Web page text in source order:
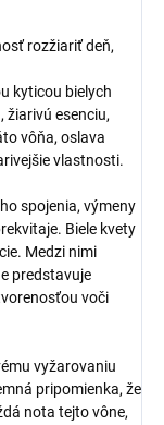
rozžiariť deň,
kyticou bielych
žiarivú esenciu,
vôňa, oslava
vlastnosti.
spojenia, výmeny
Biele kvety
Medzi nimi
predstavuje
voči
vyžarovaniu
pripomienka, že
nota tejto vône,